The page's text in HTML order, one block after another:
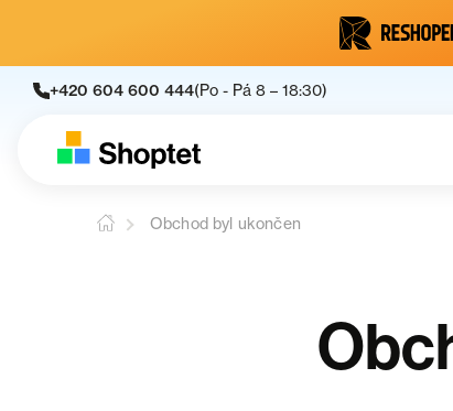
+420 604 600 444(Po - Pá 8 – 18:30)
Obchod byl ukončen